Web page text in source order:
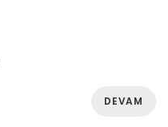
DEVAM